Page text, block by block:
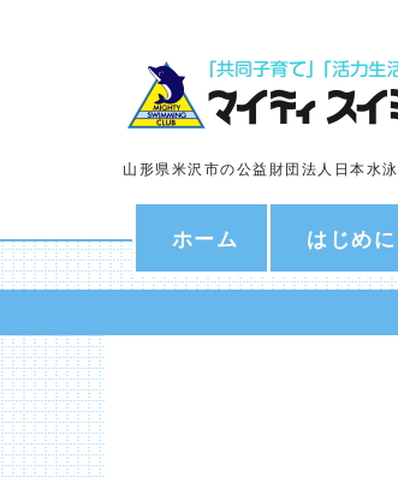
山形県米沢市の公益財団法人日本水
ホーム はじめに